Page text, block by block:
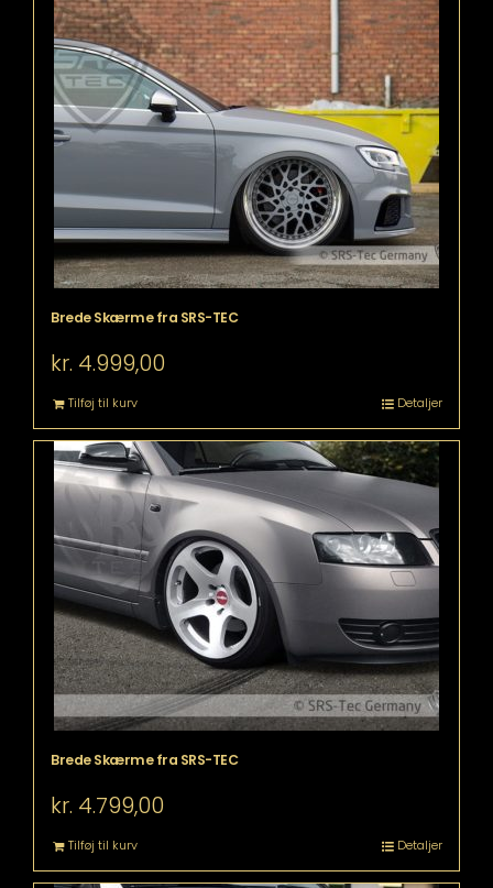
Brede Skærme fra SRS-TEC
kr. 4.999,00
Tilføj til kurv Detaljer
Brede Skærme fra SRS-TEC
kr. 4.799,00
Tilføj til kurv Detaljer